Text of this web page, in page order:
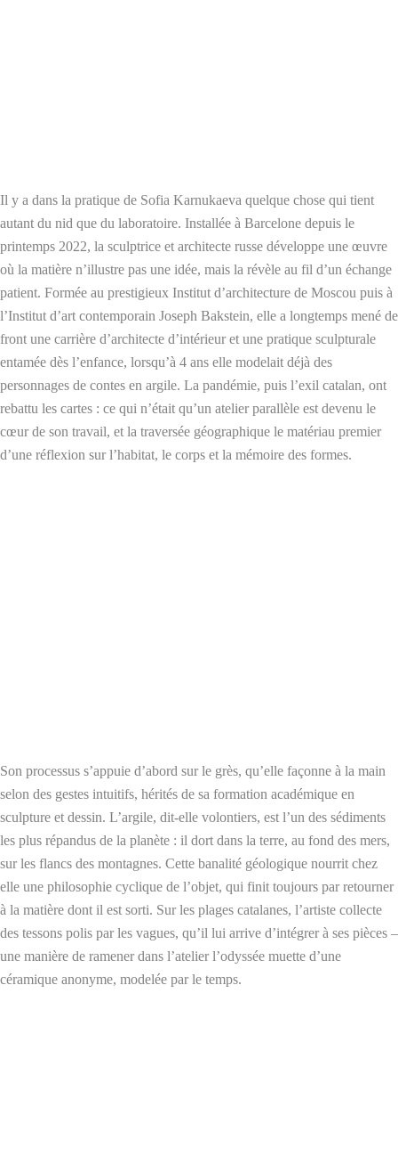
Il y a dans la pratique de Sofia Karnukaeva quelque chose qui tient
autant du nid que du laboratoire. Installée à Barcelone depuis le
printemps 2022, la sculptrice et architecte russe développe une œuvre
où la matière n’illustre pas une idée, mais la révèle au fil d’un échange
patient. Formée au prestigieux Institut d’architecture de Moscou puis à
l’Institut d’art contemporain Joseph Bakstein, elle a longtemps mené de
front une carrière d’architecte d’intérieur et une pratique sculpturale
entamée dès l’enfance, lorsqu’à 4 ans elle modelait déjà des
personnages de contes en argile. La pandémie, puis l’exil catalan, ont
rebattu les cartes : ce qui n’était qu’un atelier parallèle est devenu le
cœur de son travail, et la traversée géographique le matériau premier
d’une réflexion sur l’habitat, le corps et la mémoire des formes.
Son processus s’appuie d’abord sur le grès, qu’elle façonne à la main
selon des gestes intuitifs, hérités de sa formation académique en
sculpture et dessin. L’argile, dit-elle volontiers, est l’un des sédiments
les plus répandus de la planète : il dort dans la terre, au fond des mers,
sur les flancs des montagnes. Cette banalité géologique nourrit chez
elle une philosophie cyclique de l’objet, qui finit toujours par retourner
à la matière dont il est sorti. Sur les plages catalanes, l’artiste collecte
des tessons polis par les vagues, qu’il lui arrive d’intégrer à ses pièces –
une manière de ramener dans l’atelier l’odyssée muette d’une
céramique anonyme, modelée par le temps.